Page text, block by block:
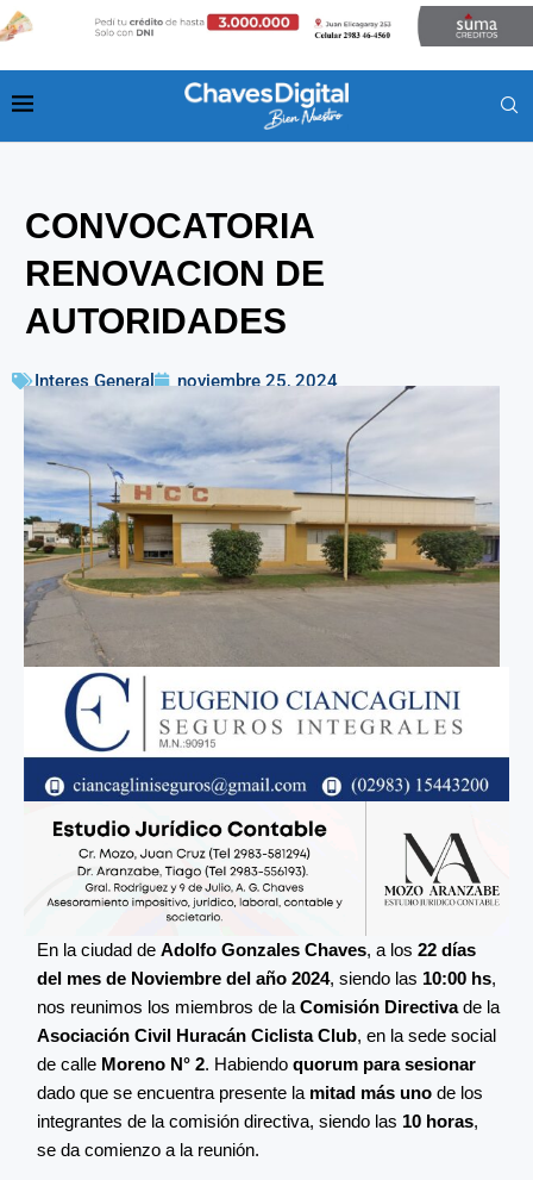
CONVOCATORIA
RENOVACION DE
AUTORIDADES
Interes General noviembre 25, 2024
En la ciudad de Adolfo Gonzales Chaves, a los 22 días
del mes de Noviembre del año 2024, siendo las 10:00 hs,
nos reunimos los miembros de la Comisión Directivade la
Asociación Civil Huracán Ciclista Club, en la sede social
de calle Moreno N° 2. Habiendo quorum para sesionar
dado que se encuentra presente la mitad más uno de los
integrantes de la comisión directiva, siendo las 10 horas,
se da comienzo a la reunión.